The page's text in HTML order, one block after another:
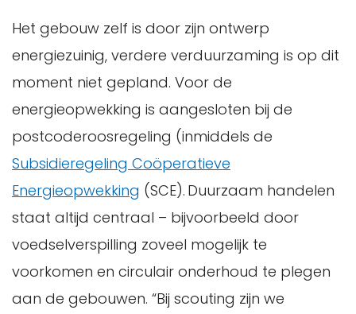
Het gebouw zelf is door zijn ontwerp
energiezuinig, verdere verduurzaming is op dit
moment niet gepland. Voor de
energieopwekking is aangesloten bij de
postcoderoosregeling (inmiddels de
Subsidieregeling Coöperatieve
Energieopwekking (SCE). Duurzaam handelen
staat altijd centraal – bijvoorbeeld door
voedselverspilling zoveel mogelijk te
voorkomen en circulair onderhoud te plegen
aan de gebouwen. “Bij scouting zijn we